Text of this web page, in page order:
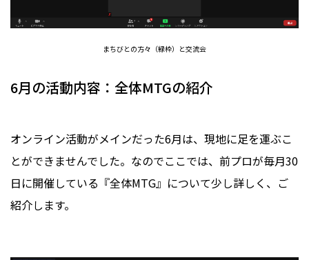
まちびとの方々（緑枠）と交流会
6月の活動内容：全体MTGの紹介
オンライン活動がメインだった6月は、現地に足を運ぶこ
とができませんでした。なのでここでは、前プロが毎月30
日に開催している『全体MTG』について少し詳しく、ご
紹介します。